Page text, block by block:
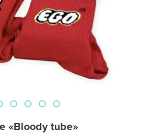
«Bloody tube»